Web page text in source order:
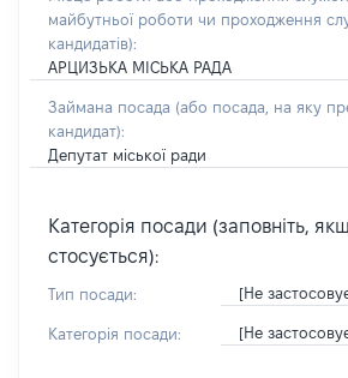
майбутньої роботи чи проходження
кандидатів):
АРЦИЗЬКА МІСЬКА РАДА
Займана посада (або посада, на яку
кандидат):
Депутат міської ради
Категорія посади (заповніть,
стосується):
Тип посади: [Не
Категорія посади: [Не